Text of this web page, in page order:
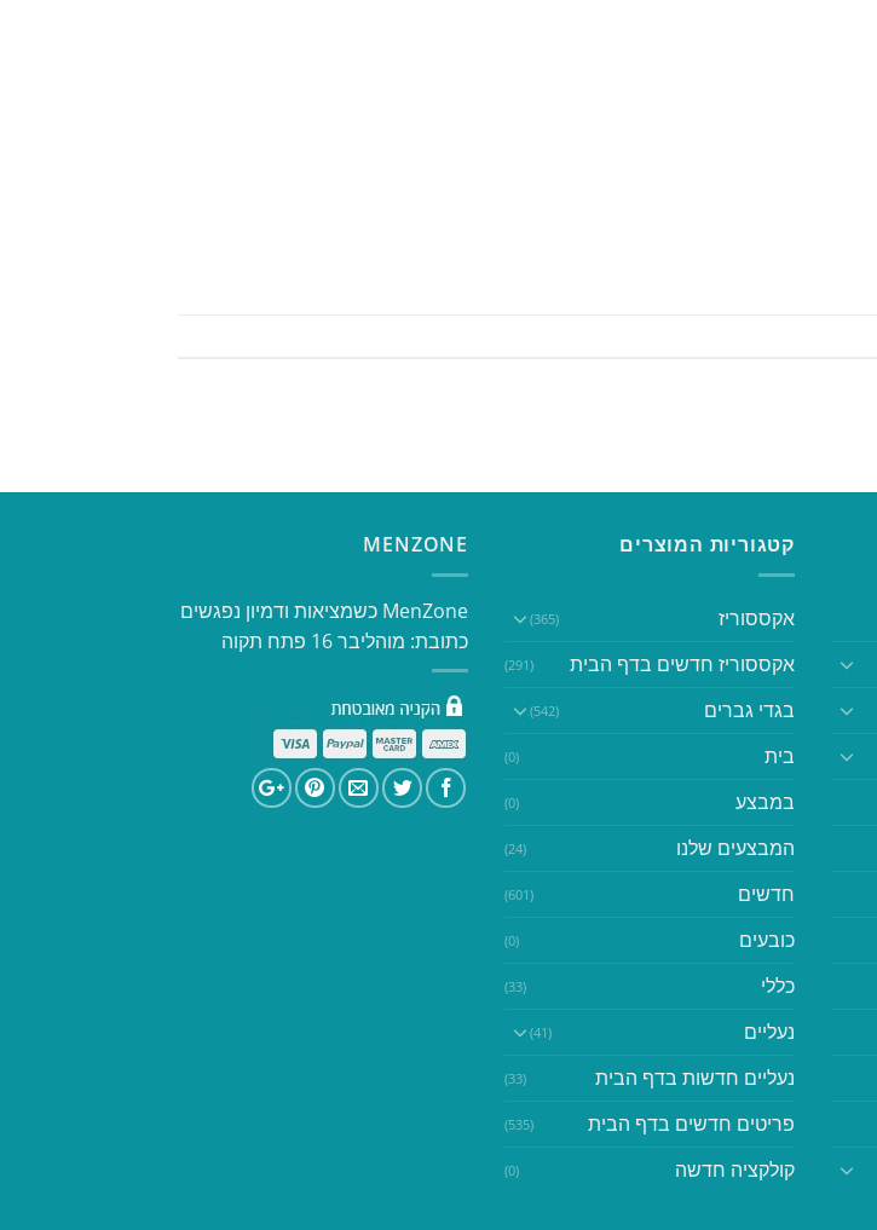
קטגוריות המוצרים
אקססוריז (365)
אקססוריז חדשים בדף הבית (291)
בגדי גברים (542)
בית (0)
במבצע (0)
המבצעים שלנו (24)
חדשים (601)
כובעים (0)
כללי (33)
נעליים (41)
נעליים חדשות בדף הבית (33)
פריטים חדשים בדף הבית (535)
קולקציה חדשה (0)
MENZONE
​​MenZone כשמציאות ודמיון נפגשים​
כתובת: מוהליבר 16 פתח תקוה